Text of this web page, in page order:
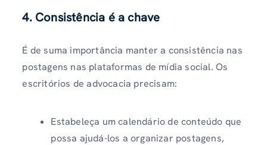
4. Consistência é a chave
É de suma importância manter a consistência nas
postagens nas plataformas de mídia social. Os
escritórios de advocacia precisam:
Estabeleça um calendário de conteúdo que
possa ajudá-los a organizar postagens,